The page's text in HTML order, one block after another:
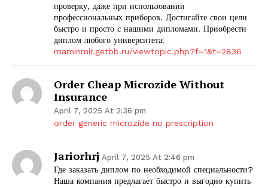
проверку, даже при использовании
профессиональных приборов. Достигайте свои цели
быстро и просто с нашими дипломами. Приобрести
диплом любого университета!
maminmir.getbb.ru/viewtopic.php?f=1&t=2836
Order Cheap Microzide Without
Insurance
April 7, 2025 At 2:36 pm
order generic microzide no prescription
Jariorhrj April 7, 2025 At 2:46 pm
Где заказать диплом по необходимой специальности?
Наша компания предлагает быстро и выгодно купить